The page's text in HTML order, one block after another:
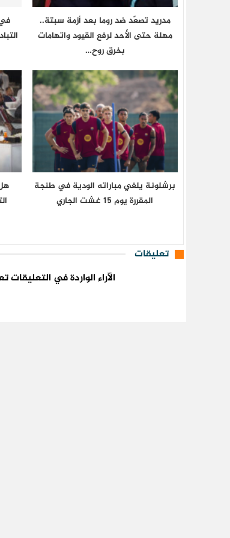
مدريد تصعّد ضد روما بعد أزمة سبتة..
مهلة حتى الأحد لرفع القيود واتهامات
بخرق روح…
برشلونة يلغي مباراته الودية في طنجة
المقررة يوم 15 غشت الجاري
تعليقات
الآراء الواردة في